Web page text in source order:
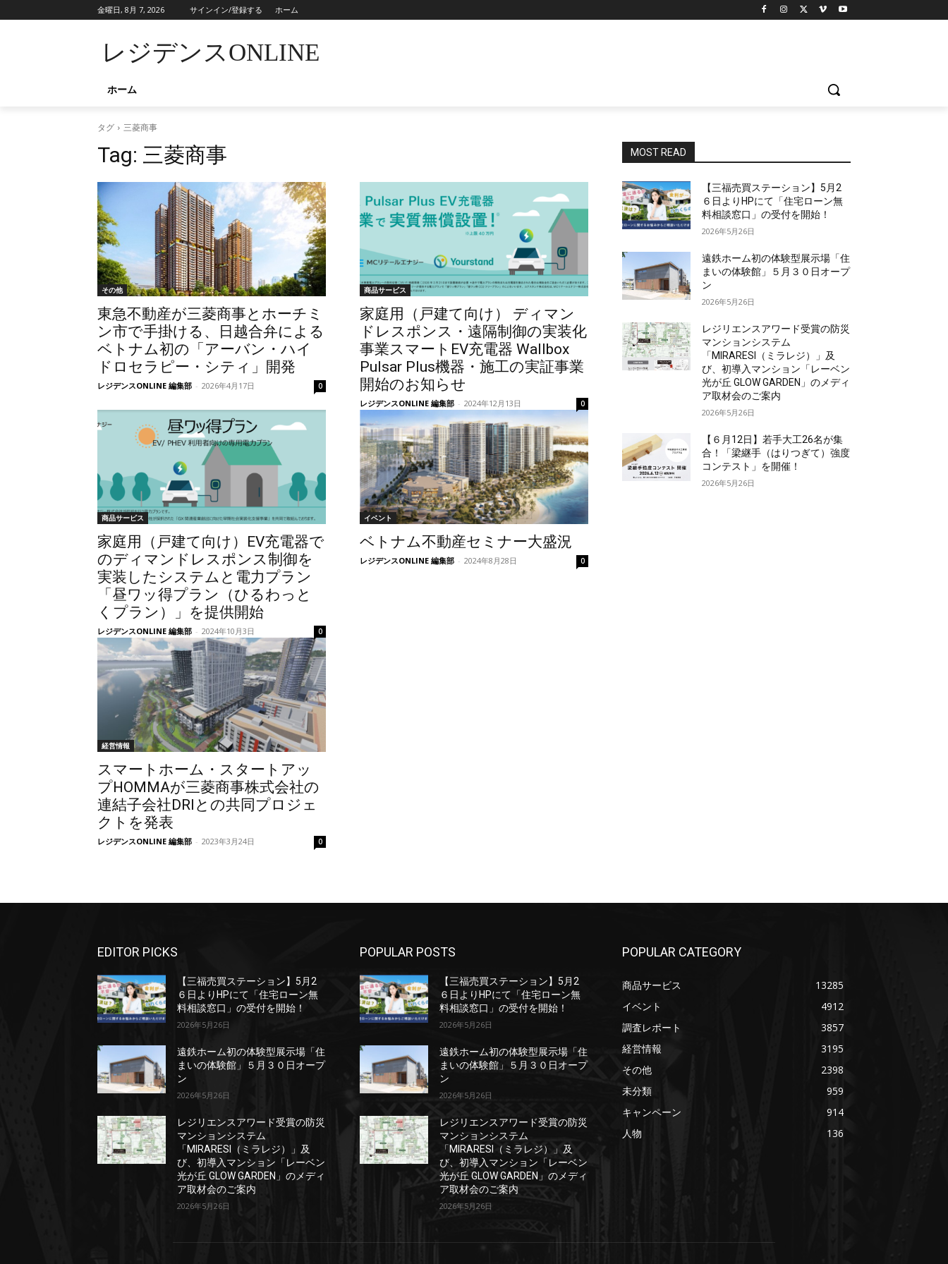
金曜日, 8月 7, 2026 サインイン/登録する ホーム
レジデンスONLINE
ホーム
タグ 三菱商事
Tag: 三菱商事
その他
東急不動産が三菱商事とホーチミ
ン市で手掛ける、日越合弁による
ベトナム初の「アーバン・ハイ
ドロセラピー・シティ」開発
レジデンスONLINE 編集部 - 2026年4月17日 0
商品サービス
家庭用（戸建て向け） ディマン
ドレスポンス・遠隔制御の実装化
事業スマートEV充電器 Wallbox
Pulsar Plus機器・施工の実証事業
開始のお知らせ
レジデンスONLINE 編集部 - 2024年12月13日 0
商品サービス
家庭用（戸建て向け）EV充電器で
のディマンドレスポンス制御を
実装したシステムと電力プラン
「昼ワッ得プラン（ひるわっと
くプラン）」を提供開始
レジデンスONLINE 編集部 - 2024年10月3日 0
イベント
ベトナム不動産セミナー大盛況
レジデンスONLINE 編集部 - 2024年8月28日 0
経営情報
スマートホーム・スタートアッ
プHOMMAが三菱商事株式会社の
連結子会社DRIとの共同プロジェ
クトを発表
レジデンスONLINE 編集部 - 2023年3月24日 0
MOST READ
【三福売買ステーション】5月2
６日よりHPにて「住宅ローン無
料相談窓口」の受付を開始！
2026年5月26日
遠鉄ホーム初の体験型展示場「住
まいの体験館」５月３０日オープ
ン
2026年5月26日
レジリエンスアワード受賞の防災
マンションシステム
「MIRARESI（ミラレジ）」及
び、初導入マンション「レーベン
光が丘 GLOW GARDEN」のメディ
ア取材会のご案内
2026年5月26日
【６月12日】若手大工26名が集
合！「梁継手（はりつぎて）強度
コンテスト」を開催！
2026年5月26日
EDITOR PICKS
【三福売買ステーション】5月2
６日よりHPにて「住宅ローン無
料相談窓口」の受付を開始！
2026年5月26日
遠鉄ホーム初の体験型展示場「住
まいの体験館」５月３０日オープ
ン
2026年5月26日
レジリエンスアワード受賞の防災
マンションシステム
「MIRARESI（ミラレジ）」及
び、初導入マンション「レーベン
光が丘 GLOW GARDEN」のメディ
ア取材会のご案内
2026年5月26日
POPULAR POSTS
【三福売買ステーション】5月2
６日よりHPにて「住宅ローン無
料相談窓口」の受付を開始！
2026年5月26日
遠鉄ホーム初の体験型展示場「住
まいの体験館」５月３０日オープ
ン
2026年5月26日
レジリエンスアワード受賞の防災
マンションシステム
「MIRARESI（ミラレジ）」及
び、初導入マンション「レーベン
光が丘 GLOW GARDEN」のメディ
ア取材会のご案内
2026年5月26日
POPULAR CATEGORY
商品サービス
13285
イベント
4912
調査レポート
3857
経営情報
3195
その他
2398
未分類
959
キャンペーン
914
人物
136